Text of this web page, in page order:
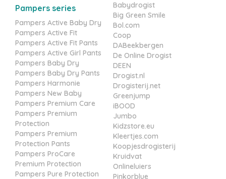
Pampers series
Pampers Active Baby Dry
Pampers Active Fit
Pampers Active Fit Pants
Pampers Active Girl Pants
Pampers Baby Dry
Pampers Baby Dry Pants
Pampers Harmonie
Pampers New Baby
Pampers Premium Care
Pampers Premium
Protection
Pampers Premium
Protection Pants
Pampers ProCare
Premium Protection
Pampers Pure Protection
Babydrogist
Big Green Smile
Bol.com
Coop
DABeekbergen
De Online Drogist
DEEN
Drogist.nl
Drogisterij.net
Greenjump
iBOOD
Jumbo
Kidzstore.eu
Kleertjes.com
Koopjesdrogisterij
Kruidvat
Onlineluiers
Pinkorblue